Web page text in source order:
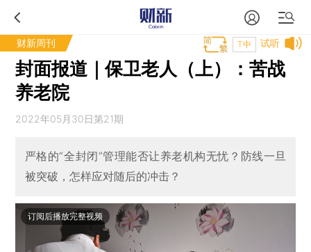
财新周刊 试听
T中
封面报道｜保卫老人（上）：苦战
养老院
2022年05月30日第21期
严格的“全封闭”管理能否让养老机构无忧？防线一旦
被突破，怎样应对随后的冲击？
订阅后播放完整视频